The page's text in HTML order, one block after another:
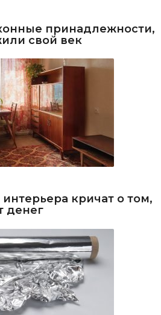
принадлежности,
свой век
кричат о том,
денег